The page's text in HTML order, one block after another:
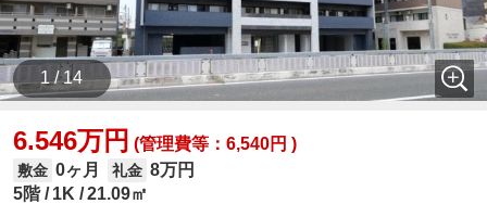
1 / 14
6.546万円 (管理費等：6,540円 )
敷金 0ヶ月 礼金 8万円
5階
1K 21.09㎡